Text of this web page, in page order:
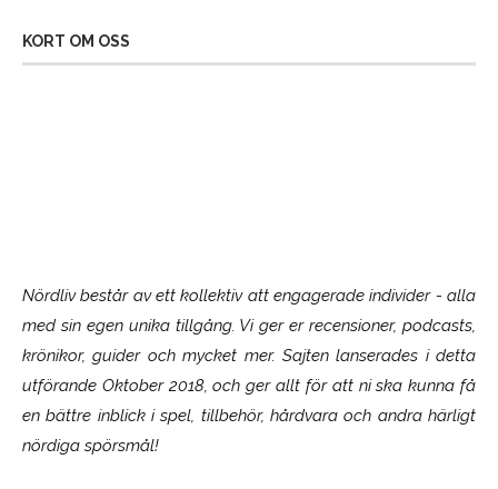
KORT OM OSS
Nördliv består av ett kollektiv att engagerade individer - alla
med sin egen unika tillgång. Vi ger er recensioner, podcasts,
krönikor, guider och mycket mer. Sajten lanserades i detta
utförande Oktober 2018, och ger allt för att ni ska kunna få
en bättre inblick i spel, tillbehör, hårdvara och andra härligt
nördiga spörsmål!